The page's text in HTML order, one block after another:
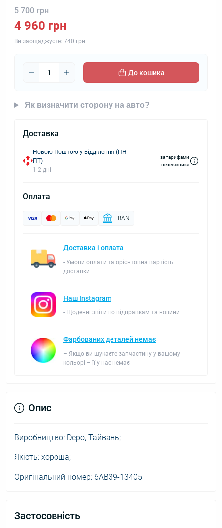
5 700 грн
4 960 грн
Ви заощаджуєте: 740 грн
До кошика
Як визначити сторону на авто?
Доставка
Новою Поштою у відділення (ПН-
ПТ)
1-2 дні
за тарифами
перевізника
Оплата
IBAN
Доставка і оплата
- Умови оплати та орієнтовна вартість
доставки
Наш Instagram
- Щоденні звіти по відправкам та новини
Фарбованих деталей немає
– Якщо ви шукаєте запчастину у вашому
кольорі – її у нас немає
Опис
Виробництво: Depo, Тайвань;
Якість: хороша;
Оригінальний номер: 6AB39-13405
Застосовність